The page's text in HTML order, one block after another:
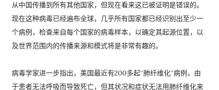
从中国传播到所有其他国家，但现在看来这已被证明是错误的。
现在这种病毒已经遍布全球，几乎所有国家都已经识别出至少一
个病例，检查来自每个国家的病毒样本，以确定其起源位置，以
及世界范围内的传播来源和模式将是非常有趣的。
病毒学家进一步指出，美国最近有200多起“肺纤维化”病例，由
于患者无法呼吸而导致死亡，但其状况和症状无法用肺纤维化来